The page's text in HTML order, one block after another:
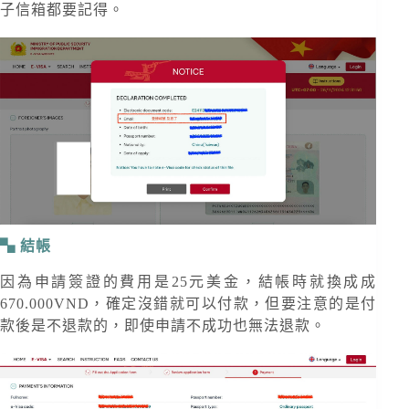
子信箱都要記得。
結帳
因為申請簽證的費用是25元美金，結帳時就換成成
670.000VND，確定沒錯就可以付款，但要注意的是付
款後是不退款的，即使申請不成功也無法退款。